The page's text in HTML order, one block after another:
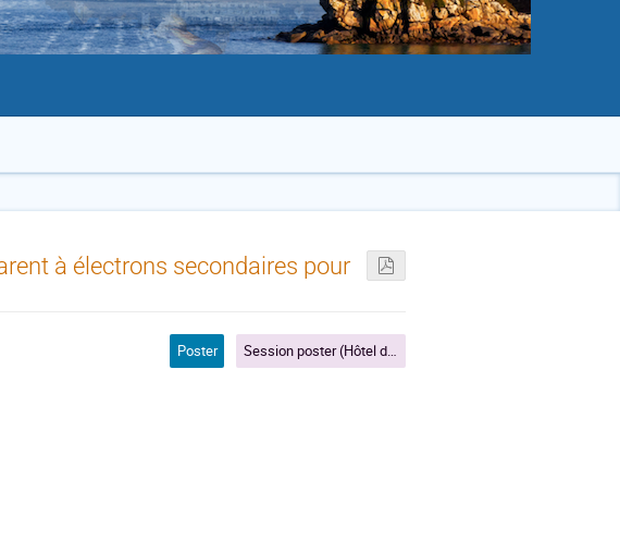
à électrons secondaires pour
Poster Session poster (Hôtel de France)